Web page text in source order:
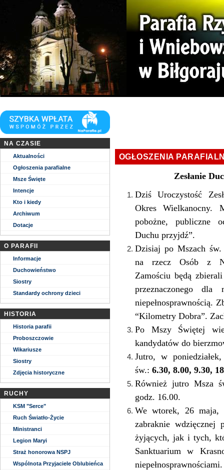
NA CZASIE
Aktualności
Ogłoszenia parafialne
Msze Święte
Intencje
Kto i kiedy
Archiwum
Dotacje
O PARAFII
Informacje
Duchowieństwo
Siostry
Standardy ochrony dzieci
HISTORIA
Historia parafii
Proboszczowie
Wikariusze
Siostry
Zdjęcia historyczne
RUCHY
KSM "Serce"
Ruch Światło-Życie
Ministranci
Legion Maryi
Straż honorowa NSPJ
Wspólnota Przyjaciele Oblubieńca
OGŁOSZENIA
Zesłanie
Dziś Uroczystość
Okres Wielkanocny.
pobożne, publiczne
Duchu przyjdź”.
Dzisiaj po Mszach św.
na rzecz Osób z
Zamościu będą
przeznaczonego
niepełnosprawnością.
“Kilometry Dobra”.
Po Mszy Świętej
kandydatów do
Jutro, w
św.: 6.30, 8.00, 9.30,
Również jutro Msza
godz. 16.00.
We wtorek, 26 maja,
zabraknie wdzięcznej
żyjących, jak i tych,
Sanktuarium w
niepełnosprawnościami.